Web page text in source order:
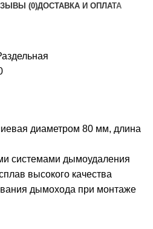
(0)ДОСТАВКА И ОПЛАТА
диаметром 80 мм, длина
системами дымоудаления
высокого качества
дымохода при монтаже